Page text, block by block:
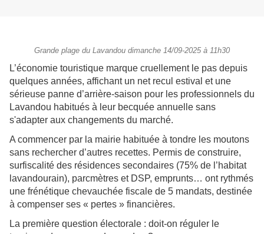
Grande plage du Lavandou dimanche 14/09-2025 à 11h30
L’économie touristique marque cruellement le pas depuis
quelques années, affichant un net recul estival et une
sérieuse panne d’arrière-saison pour les professionnels du
Lavandou habitués à leur becquée annuelle sans
s'adapter aux changements du marché.
A commencer par la mairie habituée à tondre les moutons
sans rechercher d’autres recettes. Permis de construire,
surfiscalité des résidences secondaires (75% de l’habitat
lavandourain), parcmètres et DSP, emprunts… ont rythmés
une frénétique chevauchée fiscale de 5 mandats, destinée
à compenser ses « pertes » financières.
La première question électorale : doit-on réguler le